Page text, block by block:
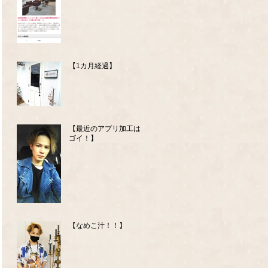
【1カ月経過】
【最近のアプリ加工はス
ゴイ！】
【なめこ汁！！】